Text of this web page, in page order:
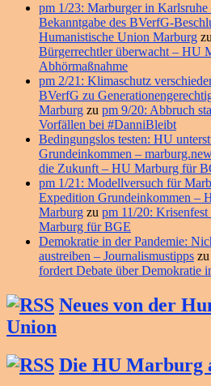
pm 1/23: Marburger in
Bekanntgabe des BVerfG-
Humanistische Union Marburg zu
Bürgerrechtler überwacht – HU
Abhörmaßnahme
pm 2/21: Klimaschutz
BVerfG zu
Marburg zu pm 9/20: Abbruch
Vorfällen bei #DanniBleibt
Bedingungslos testen: HU
Grundeinkommen –
die Zukunft – HU Marburg für
pm 1/21: Modellversuch für
Expedition Grundeinkommen –
Marburg zu pm 11/20:
Marburg für BGE
Demokratie in der Pandemie:
austreiben – Journalismustipps zu
fordert Debate über Demokratie
Neues von der
Union
Die HU Marburg